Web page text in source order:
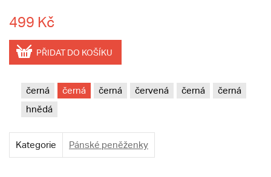
499 Kč
PŘIDAT DO KOŠÍKU
černá černá černá červená černá
černá
hnědá
Kategorie Pánské peněženky